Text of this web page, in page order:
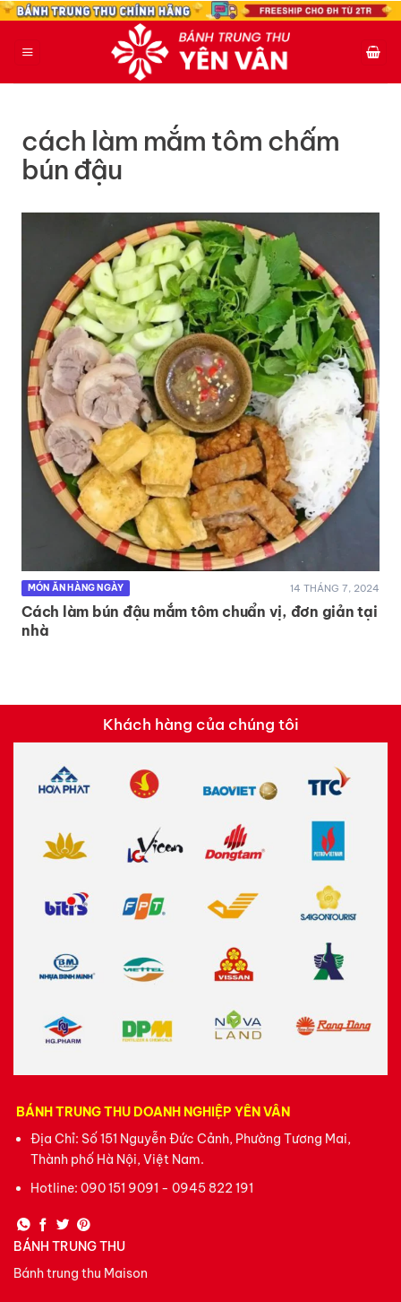
Bỏ
cách làm mắm tôm chấm
bún đậu
MÓN ĂN HÀNG NGÀY 14 THÁNG 7, 2024
Cách làm bún đậu mắm tôm chuẩn vị, đơn giản tại
nhà
Khách hàng của chúng tôi
BÁNH TRUNG THU DOANH NGHIỆP YÊN VÂN
Địa Chỉ: Số 151 Nguyễn Đức Cảnh, Phường Tương Mai,
Thành phố Hà Nội, Việt Nam.
Hotline: 090 151 9091 - 0945 822 191
BÁNH TRUNG THU
Bánh trung thu Maison